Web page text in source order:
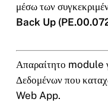
μέσω των
Back Up
Απαραίτητο module
Δεδομένων που
Web App.